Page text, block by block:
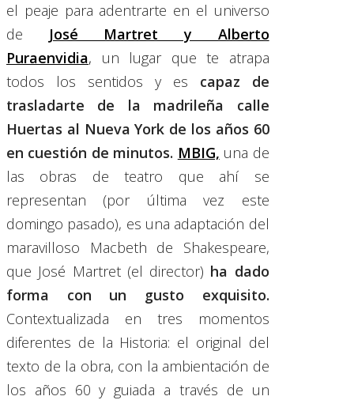
el peaje para adentrarte en el universo
de José Martret y Alberto
Puraenvidia, un lugar que te atrapa
todos los sentidos y es capaz de
trasladarte de la madrileña calle
Huertas al Nueva York de los años 60
en cuestión de minutos. MBIG, una de
las obras de teatro que ahí se
representan (por última vez este
domingo pasado), es una adaptación del
maravilloso Macbeth de Shakespeare,
que José Martret (el director) ha dado
forma con un gusto exquisito.
Contextualizada en tres momentos
diferentes de la Historia: el original del
texto de la obra, con la ambientación de
los años 60 y guiada a través de un